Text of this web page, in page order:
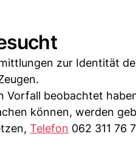
zur Identität
Vorfall beobachtet
können, werden
Telefon 062 311 76